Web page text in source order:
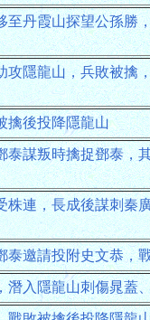
至丹霞山探望公孫勝
攻隱龍山，兵敗被擒
擒後投降隱龍山
泰謀叛時擒捉鄧泰，
株連，長成後謀刺秦
泰邀請投附史文恭，
潛入隱龍山刺傷晁蓋